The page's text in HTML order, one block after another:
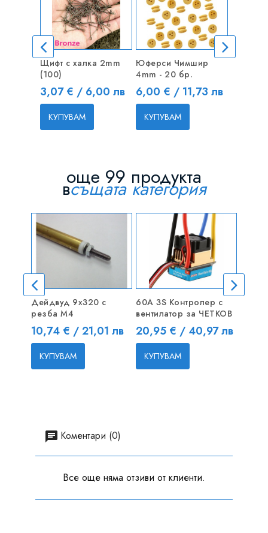
Щифт с халка 2mm
(100)
Цена
3,07 € / 6,00 лв
КУПУВАМ
Юферси Чимшир
4mm - 20 бр.
Цена
6,00 € / 11,73 лв
КУПУВАМ
още 99 продукта
всъщата категория
Дейдвуд 9x320 с
резба М4
Цена
10,74 € / 21,01 лв
КУПУВАМ
60A 3S Контролер с
вентилатор за ЧЕТКОВ
Цена
20,95 € / 40,97 лв
КУПУВАМ
Коментари (0)
Все още няма отзиви от клиенти.